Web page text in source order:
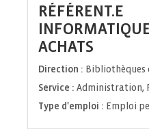
RÉFÉRENT.E
ACHATS
Direction : Bibliothèques
Service : Administration,
Type d'emploi : Emploi